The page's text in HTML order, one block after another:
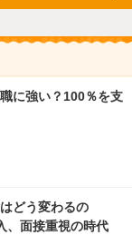
に強い？100％を支
どう変わるの
面接重視の時代